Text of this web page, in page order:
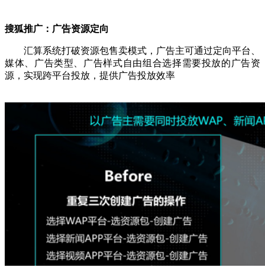
搜狐推广： 广告资源定向
汇算系统打破资源包售卖模式，广告主可通过定向平台、
媒体、广告类型、广告样式自由组合选择需要投放的广告资
源，实现跨平台投放，提供广告投放效率